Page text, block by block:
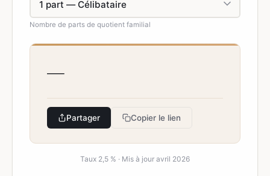
Nombre de parts de quotient familial
—
Partager Copier le lien
Taux 2,5 % · Mis à jour avril 2026